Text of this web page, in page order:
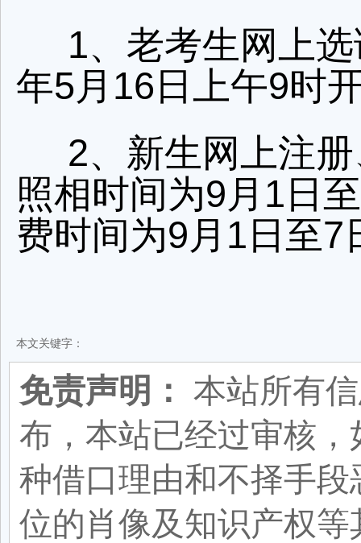
1、老考生网上
年5月16日上午9时
2、新生网上注
照相时间为9月1日
费时间为9月1日至7
本文关键字：
免责声明： 本站所有
布，本站已经过审核
种借口理由和不择手
位的肖像及知识产权